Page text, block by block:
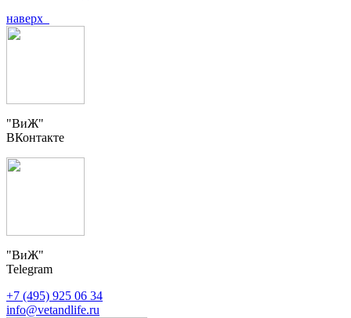
наверх
"ВиЖ"
ВКонтакте
"ВиЖ"
Telegram
+7 (495) 925 06 34
info@vetandlife.ru